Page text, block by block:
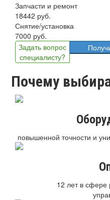
Запчасти и ремонт
18442 руб.
Снятие/установка
7000 руб.
Задать вопрос
специалисту?
Почему
повышенной точности и
12 лет в сфере